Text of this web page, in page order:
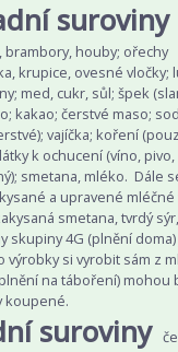
suroviny
brambory, houby; ořechy
krupice, ovesné vločky;
med, cukr, sůl; špek
kakao; čerstvé maso;
vajíčka; koření
k ochucení (víno, pivo,
smetana, mléko. Dále
a upravené mléčné
smetana, tvrdý
skupiny 4G (plnění
si vyrobit sám z
na táboření) mohou
koupené.
suroviny